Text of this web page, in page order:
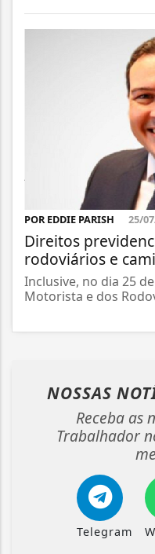
POR EDDIE PARISH 25/
Direitos
rodoviários e
Inclusive, no dia 25
Motorista e dos
NOSSAS
Receba as
Trabalhador
Telegram